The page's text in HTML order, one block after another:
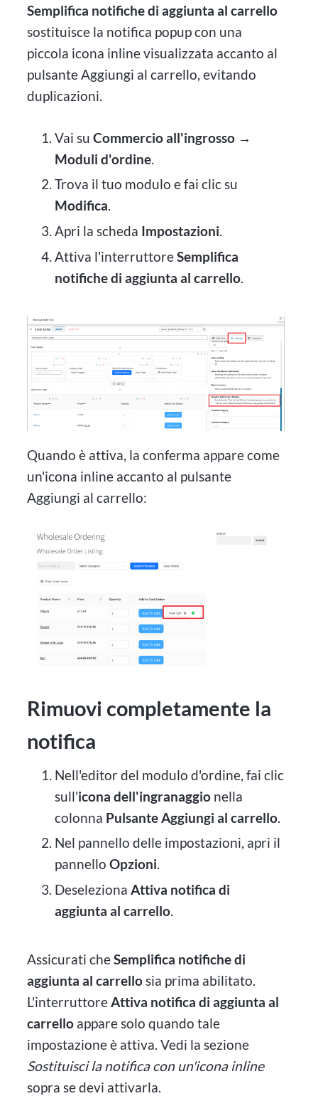
Semplifica notifiche di aggiunta al carrello
sostituisce la notifica popup con una
piccola icona inline visualizzata accanto al
pulsante Aggiungi al carrello, evitando
duplicazioni.
Vai su Commercio all'ingrosso →
Moduli d'ordine.
Trova il tuo modulo e fai clic su
Modifica.
Apri la scheda Impostazioni.
Attiva l'interruttoreSemplifica
notifiche di aggiunta al carrello.
Quando è attiva, la conferma appare come
un'icona inline accanto al pulsante
Aggiungi al carrello:
Rimuovi completamente la
notifica
Nell'editor del modulo d'ordine, fai clic
sull'icona dell'ingranaggionella
colonna Pulsante Aggiungi al carrello.
Nel pannello delle impostazioni, apri il
pannello Opzioni.
Deseleziona Attiva notifica di
aggiunta al carrello.
Assicurati cheSemplifica notifiche di
aggiunta al carrellosia prima abilitato.
L'interruttoreAttiva notifica di aggiunta al
carrello appare solo quando tale
impostazione è attiva. Vedi la sezione
Sostituisci la notifica con un'icona inline
sopra se devi attivarla.